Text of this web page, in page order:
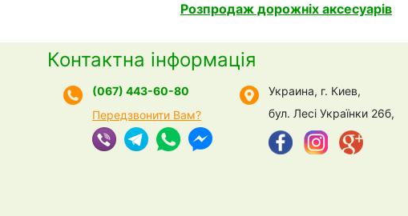
Розпродаж дорожніх аксесуарів
Контактна інформація
(067) 443-60-80
Передзвонити Вам?
Украина, г. Киев,
бул. Лесі Українки 26б,